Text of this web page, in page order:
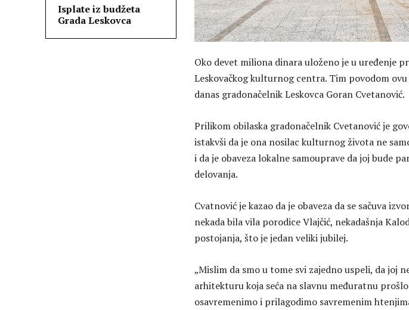
Isplate iz budžeta
Grada Leskovca
Oko devet miliona dinara uloženo je u uređenje
Leskovačkog kulturnog centra. Tim povodom
danas gradonačelnik Leskovca Goran Cvetanović.
Prilikom obilaska gradonačelnik Cvetanović je
istakvši da je ona nosilac kulturnog života ne
i da je obaveza lokalne samouprave da joj bude
delovanja.
Cvatnović je kazao da je obaveza da se sačuva
nekada bila vila porodice Vlajčić, nekadašnja
postojanja, što je jedan veliki jubilej.
„Mislim da smo u tome svi zajedno uspeli, da joj
arhitekturu koja seća na slavnu međuratnu
osavremenimo i prilagodimo savremenim